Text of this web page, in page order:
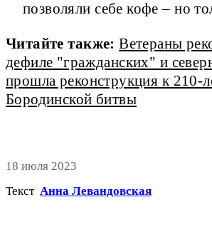
позволяли себе кофе – но
Читайте также: Ветераны
дефиле "гражданских" и
прошла реконструкция к 210-
Бородинской битвы
18 июля 2023
Текст Анна Левандовская